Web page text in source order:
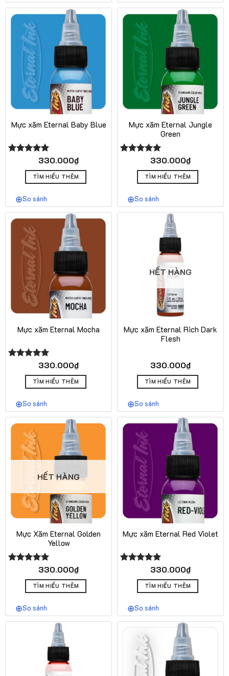
Mực xăm Eternal Baby Blue
Được xếp330.000₫
TÌM HIỂU THÊM
So sánh
Mực xăm Eternal Jungle
Green
Được xếp330.000₫
TÌM HIỂU THÊM
So sánh
Mực xăm Eternal Mocha
Được xếp330.000₫
TÌM HIỂU THÊM
So sánh
HẾT HÀNG
Mực xăm Eternal Rich Dark
Flesh
330.000₫
TÌM HIỂU THÊM
So sánh
HẾT HÀNG
Mực Xăm Eternal Golden
Yellow
Được xếp
hạng5.00
330.000₫
TÌM HIỂU THÊM
So sánh
Mực xăm Eternal Red Violet
Được xếp
hạng5.00
330.000₫
TÌM HIỂU THÊM
So sánh